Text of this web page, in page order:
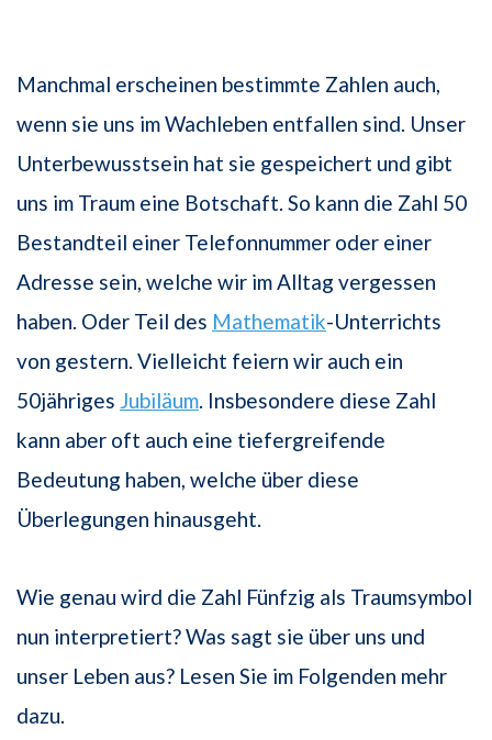
Manchmal erscheinen bestimmte Zahlen auch,
wenn sie uns im Wachleben entfallen sind. Unser
Unterbewusstsein hat sie gespeichert und gibt
uns im Traum eine Botschaft. So kann die Zahl 50
Bestandteil einer Telefonnummer oder einer
Adresse sein, welche wir im Alltag vergessen
haben. Oder Teil des Mathematik-Unterrichts
von gestern. Vielleicht feiern wir auch ein
50jähriges Jubiläum. Insbesondere diese Zahl
kann aber oft auch eine tiefergreifende
Bedeutung haben, welche über diese
Überlegungen hinausgeht.
Wie genau wird die Zahl Fünfzig als Traumsymbol
nun interpretiert? Was sagt sie über uns und
unser Leben aus? Lesen Sie im Folgenden mehr
dazu.